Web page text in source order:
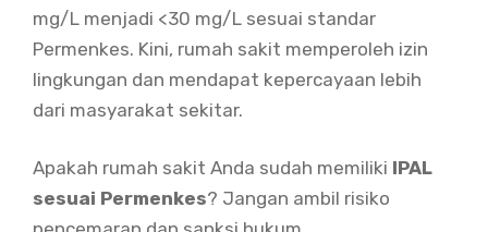
mg/L menjadi <30 mg/L sesuai standar
Permenkes. Kini, rumah sakit memperoleh izin
lingkungan dan mendapat kepercayaan lebih
dari masyarakat sekitar.
Apakah rumah sakit Anda sudah memiliki IPAL
sesuai Permenkes? Jangan ambil risiko